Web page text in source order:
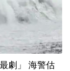
劇」 海警估